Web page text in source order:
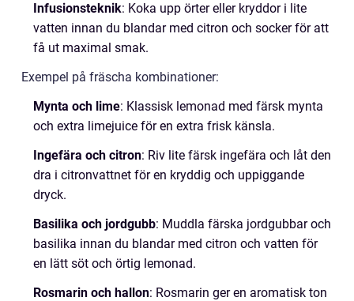
Infusionsteknik: Koka upp örter eller kryddor i lite
vatten innan du blandar med citron och socker för att
få ut maximal smak.
Exempel på fräscha kombinationer:
Mynta och lime: Klassisk lemonad med färsk mynta
och extra limejuice för en extra frisk känsla.
Ingefära och citron: Riv lite färsk ingefära och låt den
dra i citronvattnet för en kryddig och uppiggande
dryck.
Basilika och jordgubb: Muddla färska jordgubbar och
basilika innan du blandar med citron och vatten för
en lätt söt och örtig lemonad.
Rosmarin och hallon: Rosmarin ger en aromatisk ton